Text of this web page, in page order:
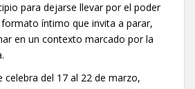
para dejarse llevar por el poder
íntimo que invita a parar,
en un contexto marcado por la
celebra del 17 al 22 de marzo,